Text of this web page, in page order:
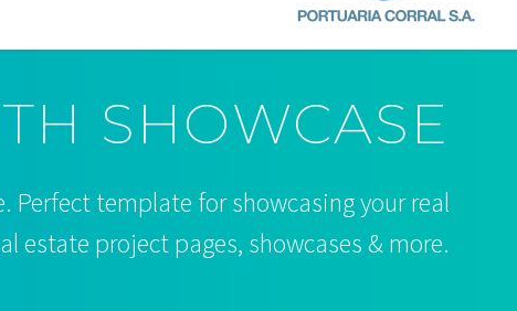
SHOWCASE
template for showcasing your real
estate project pages, showcases & more.